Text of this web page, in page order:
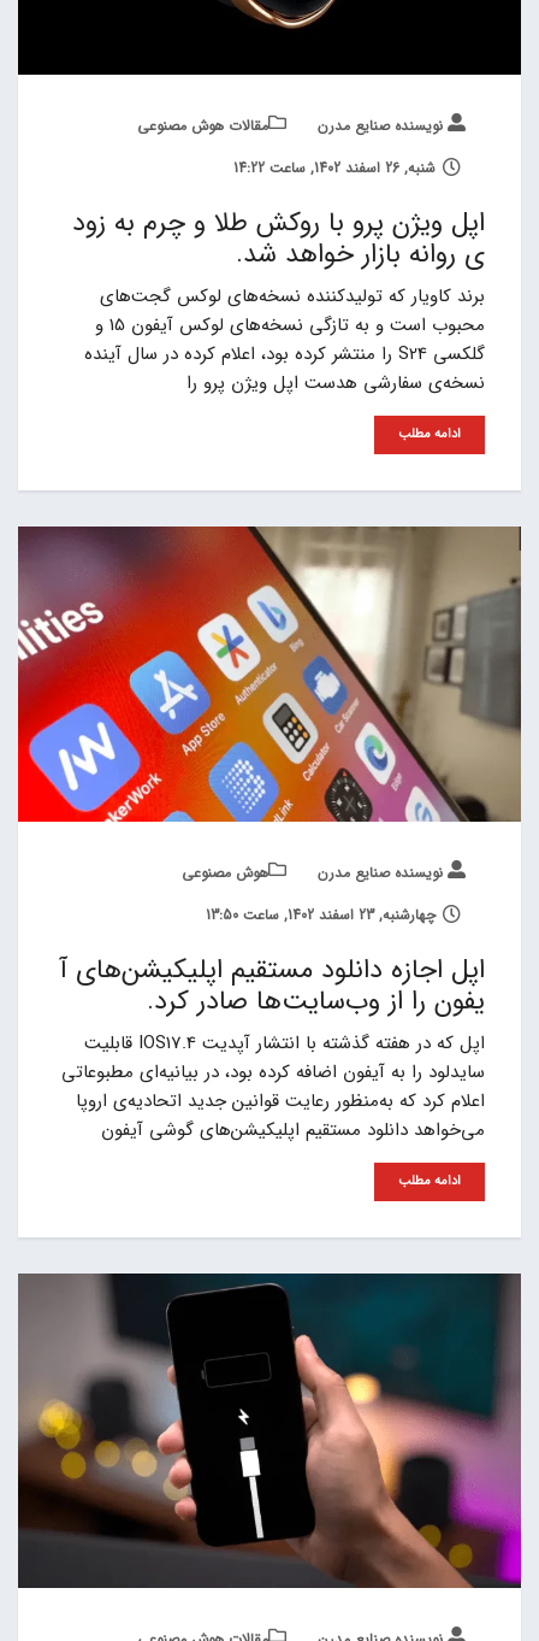
نویسنده صنایع مدرن
مقالات هوش مصنوعی
شنبه, 26 اسفند 1402, ساعت 14:22
اپل ویژن پرو با روکش طلا و چرم به زود
ی روانه بازار خواهد شد.
برند کاویار که تولیدکننده نسخه‌های لوکس گجت‌های
محبوب است و به تازگی نسخه‌های لوکس آیفون 15 و
گلکسی S24 را منتشر کرده بود، اعلام کرده در سال آینده
نسخه‌ی سفارشی هدست اپل ویژن پرو را
ادامه مطلب
نویسنده صنایع مدرن
هوش مصنوعی
چهارشنبه, 23 اسفند 1402, ساعت 13:50
اپل اجازه دانلود مستقیم اپلیکیشن‌های آ
یفون را از وب‌سایت‌ها صادر کرد.
اپل که در هفته گذشته با انتشار آپدیت IOS17.4 قابلیت
سایدلود را به آیفون اضافه کرده بود، در بیانیه‌ای مطبوعاتی
اعلام کرد که به‌منظور رعایت قوانین جدید اتحادیه‌ی اروپا
می‌خواهد دانلود مستقیم اپلیکیشن‌های گوشی آیفون
ادامه مطلب